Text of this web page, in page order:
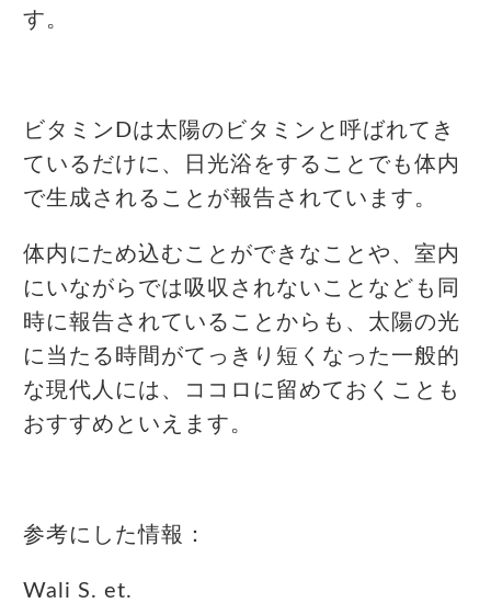
す。
ビタミンDは太陽のビタミンと呼ばれてき
ているだけに、日光浴をすることでも体内
で生成されることが報告されています。
体内にため込むことができなことや、室内
にいながらでは吸収されないことなども同
時に報告されていることからも、太陽の光
に当たる時間がてっきり短くなった一般的
な現代人には、ココロに留めておくことも
おすすめといえます。
参考にした情報：
Wali S. et.